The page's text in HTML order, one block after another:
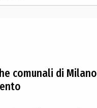
comunali di